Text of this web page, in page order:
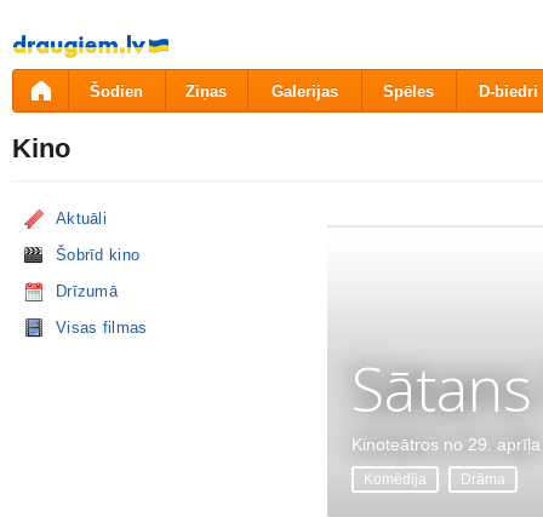
Pāriet
uz
saturu
Šodien Ziņas Galerijas Spēles D-biedri
Kino
Aktuāli
Šobrīd kino
Drīzumā
Visas filmas
Kinoteātros no 29. aprīļa
Komēdija Drāma